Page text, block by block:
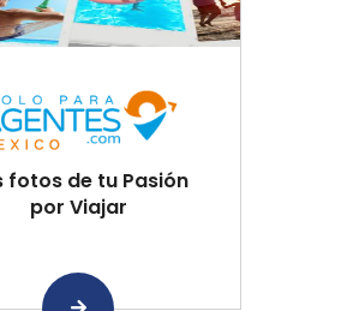
fotos de tu Pasión
por Viajar